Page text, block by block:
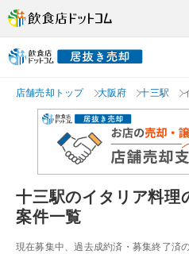
店舗売却トップ 大阪府 十三駅
十三駅のイタリア料理
案件一覧
現在募集中、過去成約済・募集終了済